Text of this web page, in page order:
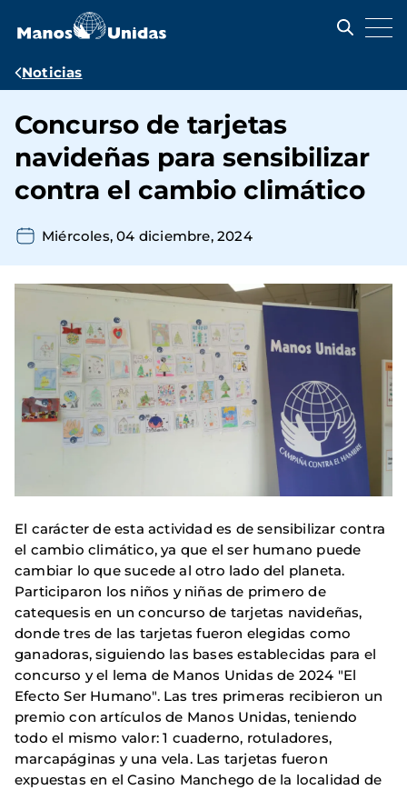
contenido
Ruta
navegación
Noticias
Concurso de tarjetas
navideñas para sensibilizar
contra el cambio climático
Miércoles, 04 diciembre, 2024
El carácter de esta actividad es de sensibilizar contra
el cambio climático, ya que el ser humano puede
cambiar lo que sucede al otro lado del planeta.
Participaron los niños y niñas de primero de
catequesis en un concurso de tarjetas navideñas,
donde tres de las tarjetas fueron elegidas como
ganadoras, siguiendo las bases establecidas para el
concurso y el lema de Manos Unidas de 2024 "El
Efecto Ser Humano". Las tres primeras recibieron un
premio con artículos de Manos Unidas, teniendo
todo el mismo valor: 1 cuaderno, rotuladores,
marcapáginas y una vela. Las tarjetas fueron
expuestas en el Casino Manchego de la localidad de